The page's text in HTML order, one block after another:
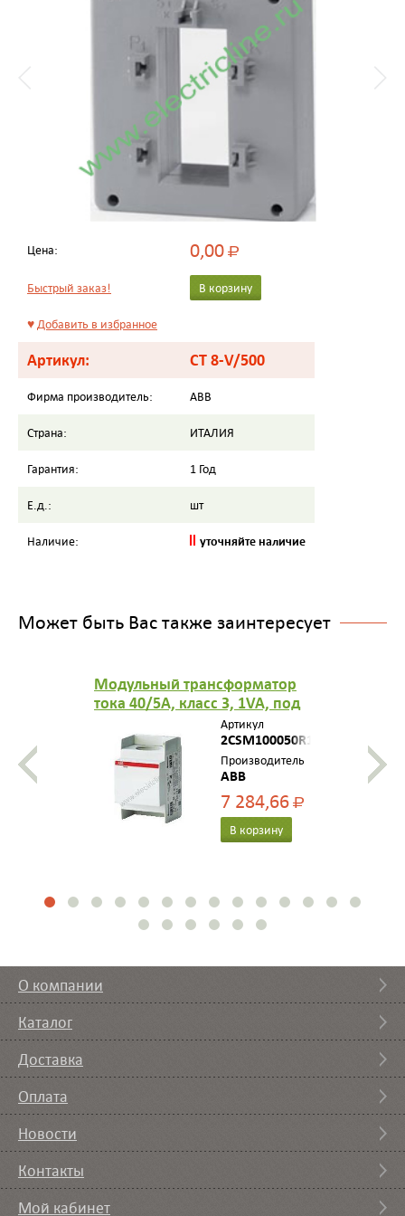
Цена: 0,00Р
Быстрый заказ! В корзину
♥Добавить в избранное
Артикул: CT 8-V/500
Фирма производитель: ABB
Страна: ИТАЛИЯ
Гарантия: 1 Год
Е.д.: шт
Наличие: уточняйте наличие
Может быть Вас также заинтересует
Модульный трансформатор
тока 40/5A, класс 3, 1VA, под
кабель диа метра до 29мм
Артикул
2CSM100050R1111
Производитель
ABB
7 284,66Р
В корзину
О компании
Каталог
Доставка
Оплата
Новости
Контакты
Мой кабинет